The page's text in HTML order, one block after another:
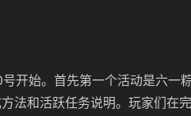
开始。首先第一个活动是六一
法和活跃任务说明。玩家们在